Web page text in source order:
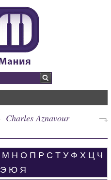
Charles Aznavour
М Н О П Р С Т У Ф Х Ц Ч
Э Ю Я